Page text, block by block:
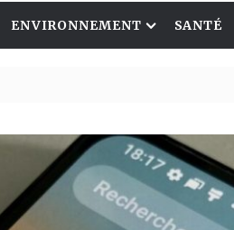
ENVIRONNEMENT SANTÉ